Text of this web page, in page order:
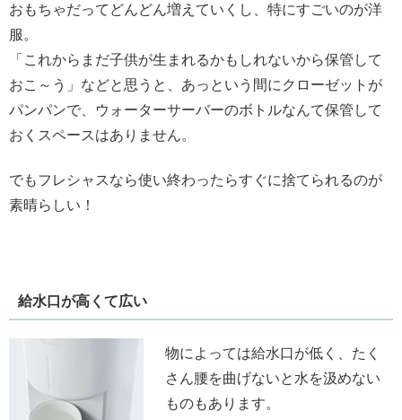
おもちゃだってどんどん増えていくし、特にすごいのが洋
服。
「これからまだ子供が生まれるかもしれないから保管して
おこ～う」などと思うと、あっという間にクローゼットが
パンパンで、ウォーターサーバーのボトルなんて保管して
おくスペースはありません。
でもフレシャスなら使い終わったらすぐに捨てられるのが
素晴らしい！
給水口が高くて広い
物によっては給水口が低く、たく
さん腰を曲げないと水を汲めない
ものもあります。